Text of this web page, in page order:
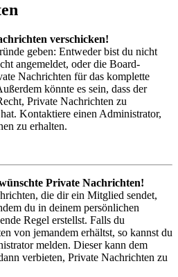
verschicken!
geben: Entweder bist du nicht
angemeldet, oder die Board-
Nachrichten für das komplette
könnte es sein, dass der
Private Nachrichten zu
Kontaktiere einen Administrator,
zu erhalten.
Private Nachrichten!
die dir ein Mitglied sendet,
du in deinem persönlichen
Regel erstellst. Falls du
von jemandem erhältst, so kannst du
melden. Dieser kann dem
verbieten, Private Nachrichten zu